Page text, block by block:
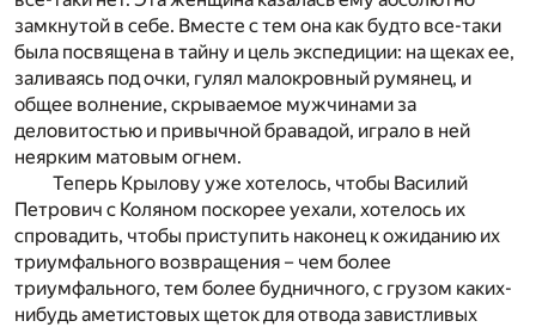
замкнутой в себе. Вместе с тем она как будто все-таки
была посвящена в тайну и цель экспедиции: на щеках ее,
заливаясь под очки, гулял малокровный румянец, и
общее волнение, скрываемое мужчинами за
деловитостью и привычной бравадой, играло в ней
неярким матовым огнем.
Теперь Крылову уже хотелось, чтобы Василий
Петрович с Коляном поскорее уехали, хотелось их
спровадить, чтобы приступить наконец к ожиданию их
триумфального возвращения – чем более
триумфального, тем более будничного, с грузом каких-
нибудь аметистовых щеток для отвода завистливых